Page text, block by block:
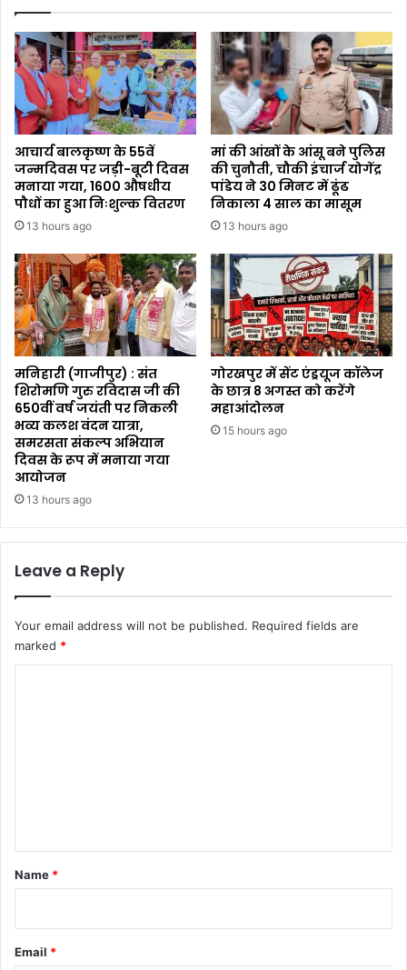
आचार्य बालकृष्ण के 55वें
जन्मदिवस पर जड़ी-बूटी दिवस
मनाया गया, 1600 औषधीय
पौधों का हुआ निःशुल्क वितरण
13 hours ago
मां की आंखों के आंसू बने पुलिस
की चुनौती, चौकी इंचार्ज योगेंद्र
पांडेय ने 30 मिनट में ढूंढ
निकाला 4 साल का मासूम
13 hours ago
मनिहारी (गाजीपुर) : संत
शिरोमणि गुरु रविदास जी की
650वीं वर्ष जयंती पर निकली
भव्य कलश वंदन यात्रा,
समरसता संकल्प अभियान
दिवस के रूप में मनाया गया
आयोजन
13 hours ago
गोरखपुर में सेंट एंड्रयूज कॉलेज
के छात्र 8 अगस्त को करेंगे
महाआंदोलन
15 hours ago
Leave a Reply
Your email address will not be published. Required fields are
marked *
*
Name *
Email *